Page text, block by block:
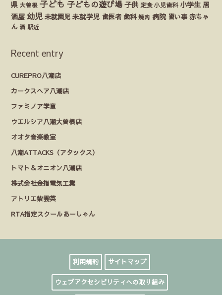
県 大曽根 子ども 子どもの遊び場 子供 定食 小児歯科 小学生 居
酒屋 幼児 未就園児 未就学児 歯医者 歯科 焼肉 病院 習い事 赤ちゃ
ん 酒 駅近
Recent entry
CUREPRO八潮店
カークスヘア八潮店
ファミノア学童
ウエルシア八潮大曽根店
オオタ音楽教室
八潮ATTACKS（アタックス）
トマト＆オニオン八潮店
株式会社金指電気工業
アトリエ紫雲英
RTA指定スクールあーしゃん
利用規約 サイトマップ
ウェブアクセシビリティへの取り組み